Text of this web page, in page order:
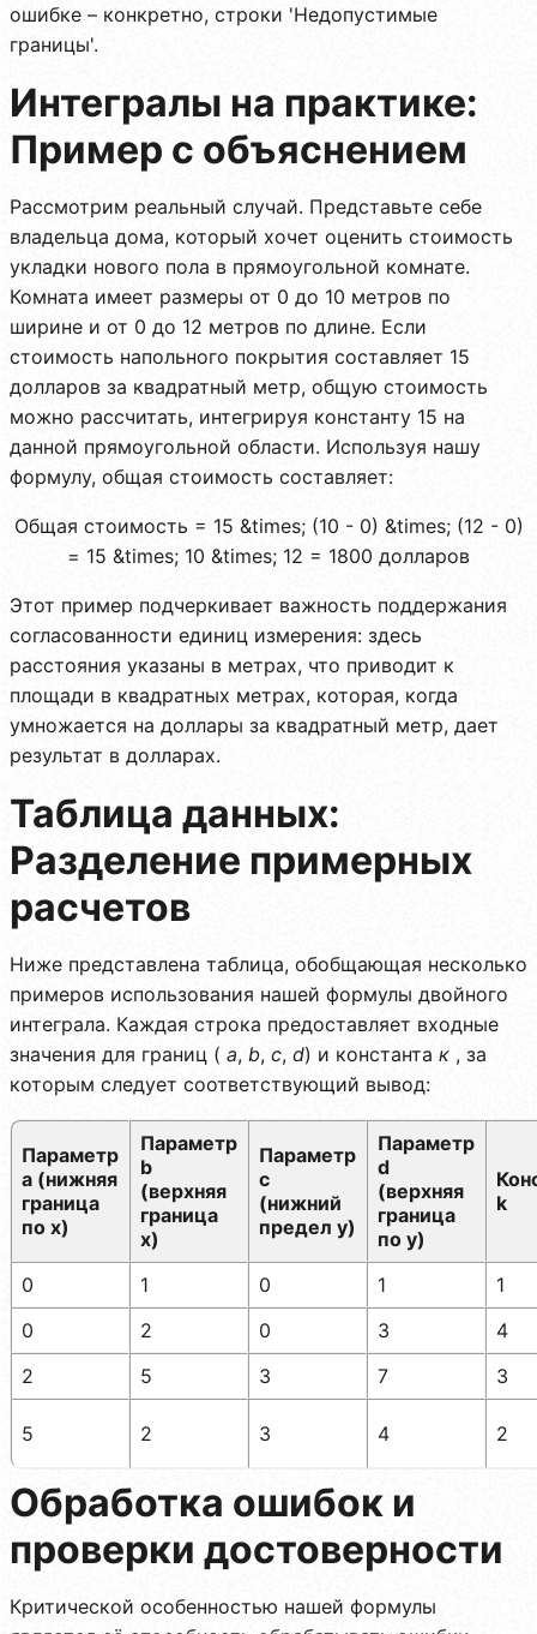
ошибке – конкретно, строки 'Недопустимые
границы'.
Интегралы на практике:
Пример с объяснением
Рассмотрим реальный случай. Представьте себе
владельца дома, который хочет оценить стоимость
укладки нового пола в прямоугольной комнате.
Комната имеет размеры от 0 до 10 метров по
ширине и от 0 до 12 метров по длине. Если
стоимость напольного покрытия составляет 15
долларов за квадратный метр, общую стоимость
можно рассчитать, интегрируя константу 15 на
данной прямоугольной области. Используя нашу
формулу, общая стоимость составляет:
Общая стоимость = 15 &times; (10 - 0) &times; (12 - 0)
= 15 &times; 10 &times; 12 = 1800 долларов
Этот пример подчеркивает важность поддержания
согласованности единиц измерения: здесь
расстояния указаны в метрах, что приводит к
площади в квадратных метрах, которая, когда
умножается на доллары за квадратный метр, дает
результат в долларах.
Таблица данных:
Разделение примерных
расчетов
Ниже представлена таблица, обобщающая несколько
примеров использования нашей формулы двойного
интеграла. Каждая строка предоставляет входные
значения для границ ( а, b, c, d) и константа к , за
которым следует соответствующий вывод:
Параметр
a (нижняя
граница
по x)
Параметр
b
(верхняя
граница
x)
Параметр
c
(нижний
предел y)
Параметр
d
(верхняя
граница
по y)
k
0 1 0 1
1
0
2 0 3
4
2
5 3 7 3
5 2 3 4 2
Обработка ошибок и
проверки достоверности
Критической особенностью нашей формулы